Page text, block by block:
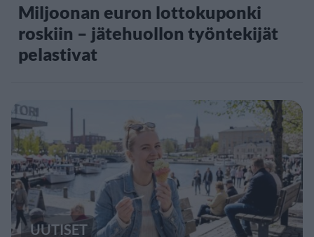
Miljoonan euron lottokuponki
roskiin – jätehuollon työntekijät
pelastivat
UUTISET